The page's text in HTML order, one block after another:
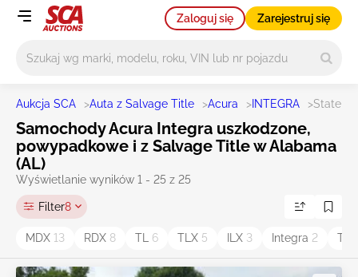
Zaloguj się Zarejestruj się
Aukcja SCA >Auta z Salvage Title >Acura > INTEGRA >State AL
Samochody Acura Integra uszkodzone,
powypadkowe i z Salvage Title w Alabama
(AL)
Wyświetlanie wyników 1 - 25 z 25
Filter8
MDX 13 RDX 8 TL 6 TLX 5 ILX 3 Integra 2